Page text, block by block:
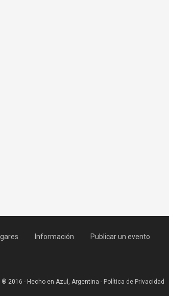
Información Publicar un evento
2016 - Hecho en Azul, Argentina - Política de Privacidad